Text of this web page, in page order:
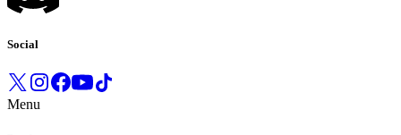
Social
Menu